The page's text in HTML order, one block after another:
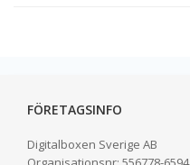
FÖRETAGSINFO
Digitalboxen Sverige AB